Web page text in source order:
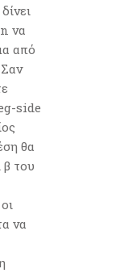
να
από
side
θα
β του
να